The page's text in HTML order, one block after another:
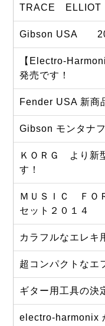
TRACE ELLIOT
Gibson USA
【Electro-
発売です！
Fender USA 新商
Gibson モンタナ
ＫＯＲＧ より新
す！
ＭＵＳＩＣ ＦＯ
セット２０１４
カラフルなエレキ
超コンパクトな
ギター用工具の決
electro-harmonix